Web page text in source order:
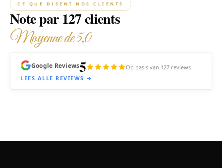
CE QUE DISENT NOS CLIENTS
Note par 127 clients
Moyenne de 5,0
Google Reviews5
Op basis van 127 reviews
LEES ALLE REVIEWS →